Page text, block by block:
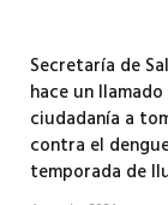
Secretaría de
hace un llamado
ciudadanía a
contra el
temporada de